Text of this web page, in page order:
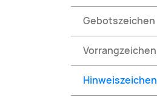
Gebotszeichen
Vorrangzeichen
Hinweiszeichen